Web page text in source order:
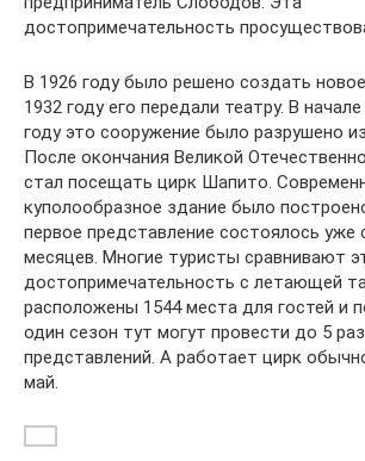
достопримечательность
В 1926 году было решено создать
1932 году его передали театру. В
году это сооружение было разрушено
После окончания Великой
стал посещать цирк Шапито.
куполообразное здание было
первое представление состоялось уже
месяцев. Многие туристы сравнивают
достопримечательность с летающей
расположены 1544 места для гостей и
один сезон тут могут провести до 5
представлений. А работает цирк
май.